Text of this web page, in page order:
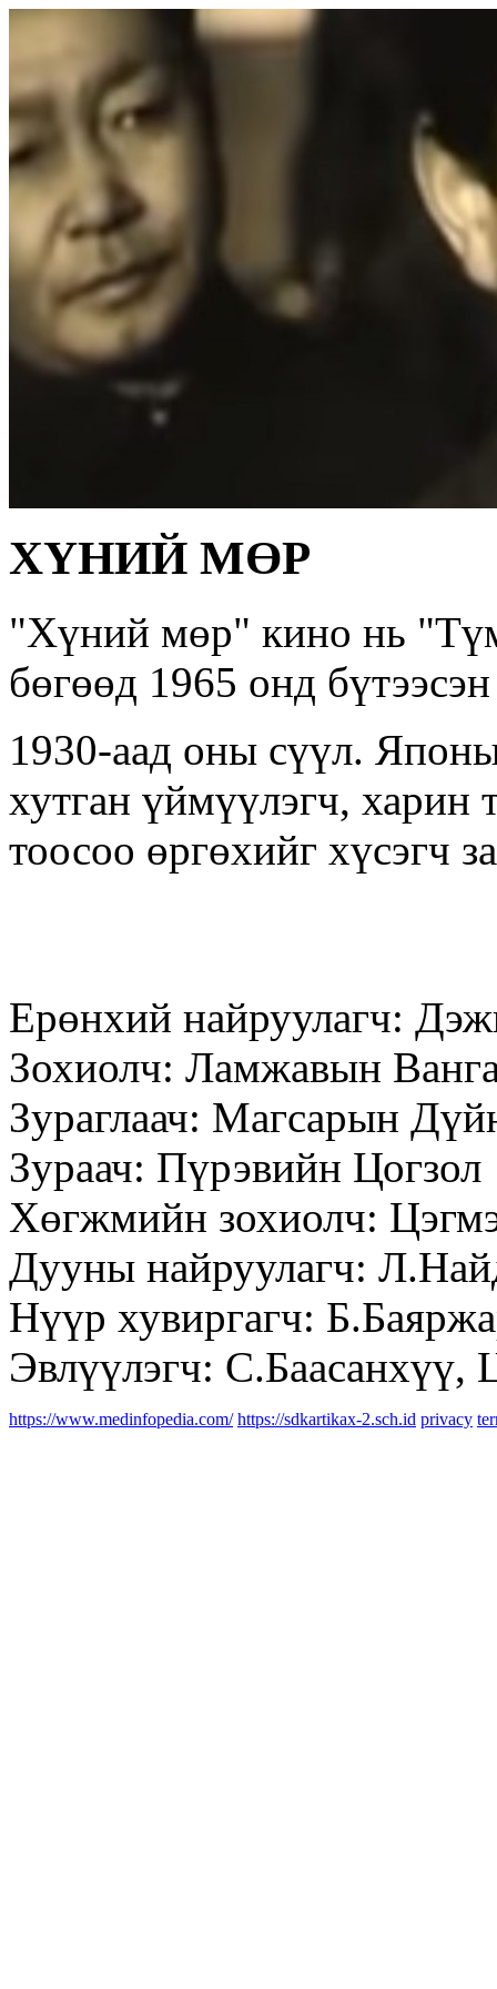
ХҮНИЙ МӨР
"Хүний мөр" кино нь
бөгөөд 1965 онд
1930-аад оны сүүл.
хутган үймүүлэгч, харин
тоосоо өргөхийг хүсэгч
Ерөнхий найруулагч:
Зохиолч: Ламжавын
Зураглаач: Магсарын
Зураач: Пүрэвийн Цогзол
Хөгжмийн зохиолч:
Дууны найруулагч:
Нүүр хувиргагч:
Эвлүүлэгч: С.Баасанхүү,
https://www.medinfopedia.com/ https://sdkartikax-2.sch.id privacy